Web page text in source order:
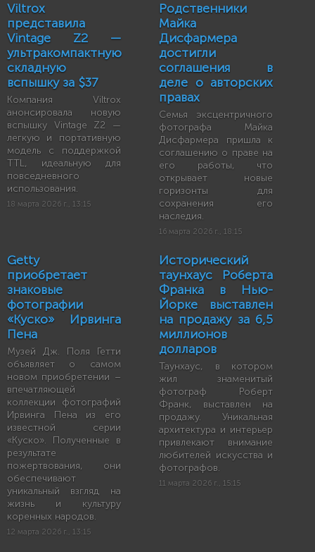
Viltrox
представила
Vintage Z2 —
ультракомпактную
складную
вспышку за $37
Компания Viltrox
анонсировала новую
вспышку Vintage Z2 —
легкую и портативную
модель с поддержкой
TTL, идеальную для
повседневного
использования.
18 марта 2026 г., 13:15
Родственники
Майка
Дисфармера
достигли
соглашения в
деле о авторских
правах
Семья эксцентричного
фотографа Майка
Дисфармера пришла к
соглашению о праве на
его работы, что
открывает новые
горизонты для
сохранения его
наследия.
16 марта 2026 г., 18:15
Getty
приобретает
знаковые
фотографии
«Куско» Ирвинга
Пена
Музей Дж. Поля Гетти
объявляет о самом
новом приобретении –
впечатляющей
коллекции фотографий
Ирвинга Пена из его
известной серии
«Куско». Полученные в
результате
пожертвования, они
обеспечивают
уникальный взгляд на
жизнь и культуру
коренных народов.
12 марта 2026 г., 13:15
Исторический
таунхаус Роберта
Франка в Нью-
Йорке выставлен
на продажу за 6,5
миллионов
долларов
Таунхаус, в котором
жил знаменитый
фотограф Роберт
Франк, выставлен на
продажу. Уникальная
архитектура и интерьер
привлекают внимание
любителей искусства и
фотографов.
11 марта 2026 г., 15:15